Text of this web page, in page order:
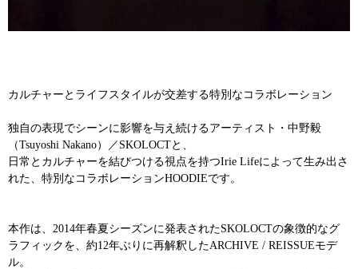
カルチャーとライフスタイルが交差する特別なコラボレーション
独自の表現でシーンに影響を与え続けるアーティスト・中野毅
（Tsuyoshi Nakano）／SKOLOCTと、
日常とカルチャーを結びつける視点を持つIrie Lifeによって生み出さ
れた、特別なコラボレーションHOODIEです。
本作は、2014年春夏シーズンに発表されたSKOLOCTの象徴的なグ
ラフィックを、約12年ぶりに再解釈したARCHIVE / REISSUEモデ
ル。